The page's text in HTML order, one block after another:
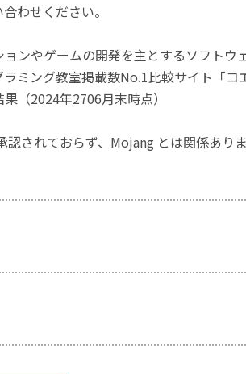
わせください。
ンやゲームの開発を主とするソフトウ
ミング教室掲載数No.1比較サイト「コ
（2024年2706月末時点）
されておらず、Mojang とは関係あり